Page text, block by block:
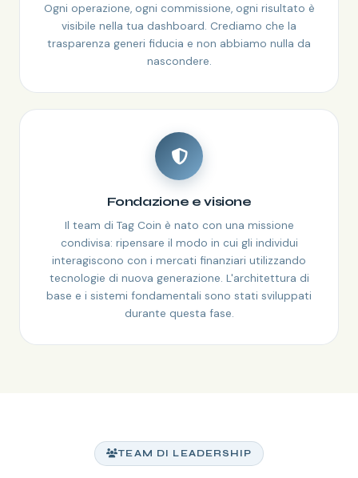
Ogni operazione, ogni commissione, ogni risultato è
visibile nella tua dashboard. Crediamo che la
trasparenza generi fiducia e non abbiamo nulla da
nascondere.
Fondazione e visione
Il team di Tag Coin è nato con una missione
condivisa: ripensare il modo in cui gli individui
interagiscono con i mercati finanziari utilizzando
tecnologie di nuova generazione. L'architettura di
base e i sistemi fondamentali sono stati sviluppati
durante questa fase.
TEAM DI LEADERSHIP